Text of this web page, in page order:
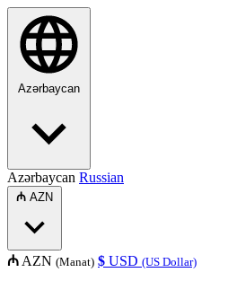
Azərbaycan
Azərbaycan Russian
₼ AZN
₼ AZN (Manat) $ USD (US Dollar)